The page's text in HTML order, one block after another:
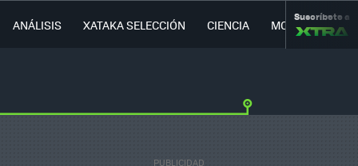
ANÁLISIS XATAKA SELECCIÓN CIENCIA MOVILIDAD
Suscríbete a